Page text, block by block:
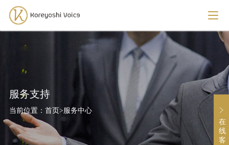
服务支持
当前位置： 首页>服务中心
在
线
客